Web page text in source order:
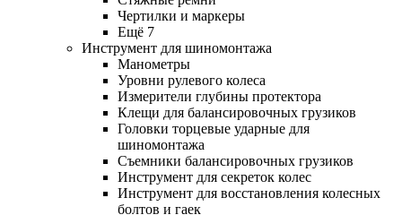
Чертилки и маркеры
Ещё 7
Инструмент для шиномонтажа
Манометры
Уровни рулевого колеса
Измерители глубины протектора
Клещи для балансировочных грузиков
Головки торцевые ударные для
шиномонтажа
Съемники балансировочных грузиков
Инструмент для секреток колес
Инструмент для восстановления колесных
болтов и гаек